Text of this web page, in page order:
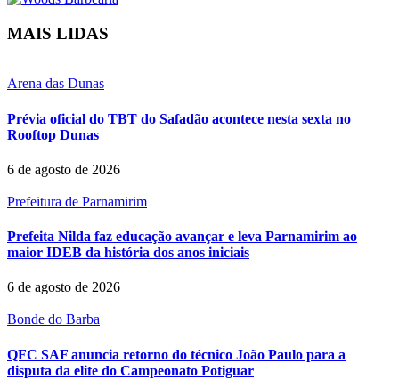
MAIS LIDAS
Arena das Dunas
Prévia oficial do TBT do Safadão acontece nesta sexta no
Rooftop Dunas
6 de agosto de 2026
Prefeitura de Parnamirim
Prefeita Nilda faz educação avançar e leva Parnamirim ao
maior IDEB da história dos anos iniciais
6 de agosto de 2026
Bonde do Barba
QFC SAF anuncia retorno do técnico João Paulo para a
disputa da elite do Campeonato Potiguar